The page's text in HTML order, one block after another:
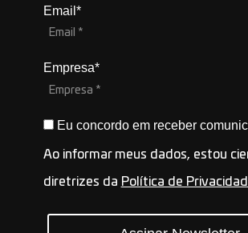
Email*
Empresa*
Eu concordo em receber
Ao informar meus dados, estou
diretrizes da Política de